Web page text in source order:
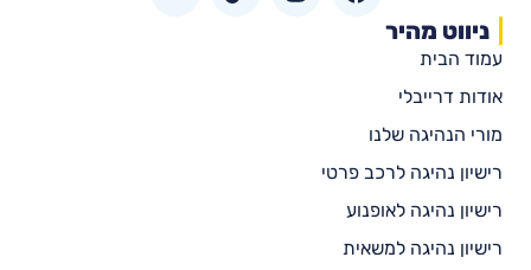
ניווט מהיר
עמוד הבית
אודות דרייבלי
מורי הנהיגה שלנו
רישיון נהיגה לרכב פרטי
רישיון נהיגה לאופנוע
רישיון נהיגה למשאית